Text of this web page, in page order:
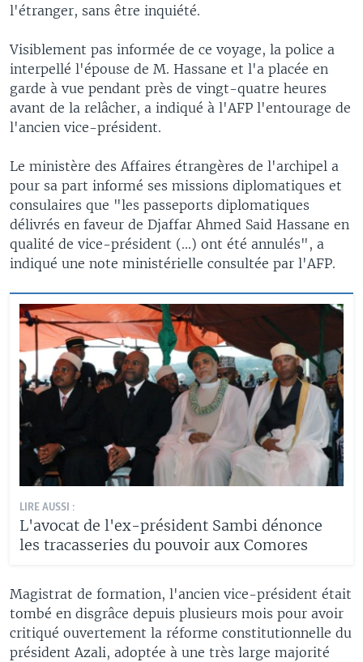
l'étranger, sans être inquiété.
Visiblement pas informée de ce voyage, la police a
interpellé l'épouse de M. Hassane et l'a placée en
garde à vue pendant près de vingt-quatre heures
avant de la relâcher, a indiqué à l'AFP l'entourage de
l'ancien vice-président.
Le ministère des Affaires étrangères de l'archipel a
pour sa part informé ses missions diplomatiques et
consulaires que "les passeports diplomatiques
délivrés en faveur de Djaffar Ahmed Said Hassane en
qualité de vice-président (...) ont été annulés", a
indiqué une note ministérielle consultée par l'AFP.
LIRE AUSSI :
L'avocat de l'ex-président Sambi dénonce
les tracasseries du pouvoir aux Comores
Magistrat de formation, l'ancien vice-président était
tombé en disgrâce depuis plusieurs mois pour avoir
critiqué ouvertement la réforme constitutionnelle du
président Azali, adoptée à une très large majorité